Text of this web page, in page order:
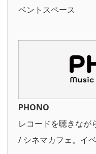
ベントスペース
PHONO
レコードを聴きなが
/ シネマカフェ。イ